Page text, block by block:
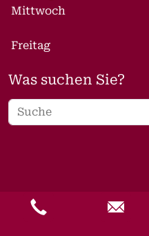
Mittwoch
Freitag
Was suchen Sie?